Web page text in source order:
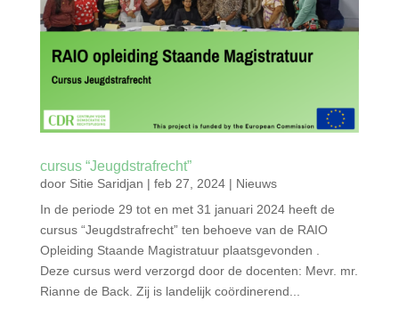
cursus “Jeugdstrafrecht”
door Sitie Saridjan | feb 27, 2024| Nieuws
In de periode 29 tot en met 31 januari 2024 heeft de
cursus “Jeugdstrafrecht” ten behoeve van de RAIO
Opleiding Staande Magistratuur plaatsgevonden .
Deze cursus werd verzorgd door de docenten: Mevr. mr.
Rianne de Back. Zij is landelijk coördinerend...